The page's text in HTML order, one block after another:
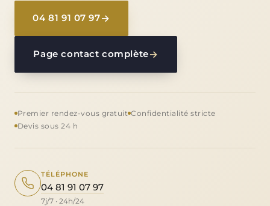
04 81 91 07 97
Page contact complète
Premier rendez-vous gratuit Confidentialité stricte
Devis sous 24 h
TÉLÉPHONE
04 81 91 07 97
7j/7 · 24h/24